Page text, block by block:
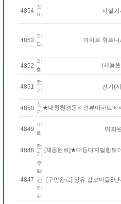
4854
설
비
시설기
4853
기
타
아파트 휘트
4852
미
화
[채용
4851
전
기
전기(
4850
전
기
★대청천경동리인뷰아파트에
4849
미
화
미화
4848
전
기
[채용완료]★대동디지털황토
4847
주
택
관
리
사
[구인완료] 장유 갑오마을8